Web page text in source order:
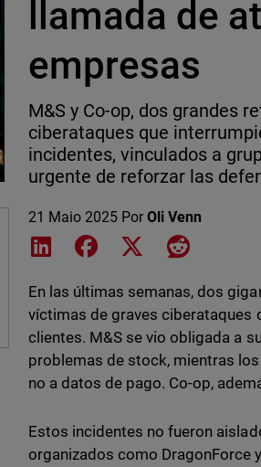
llamada de
empresas
M&S y Co-op, dos grandes
ciberataques que
incidentes, vinculados a
urgente de reforzar las
21 Maio 2025 PorOli Venn
Share on LinkedIn
Share on Facebook
Share on XShare on
En las últimas semanas, dos
víctimas de graves ciberataques
clientes. M&S se vio obligada a
problemas de stock, mientras
no a datos de pago. Co-op,
Estos incidentes no fueron
organizados como DragonForce